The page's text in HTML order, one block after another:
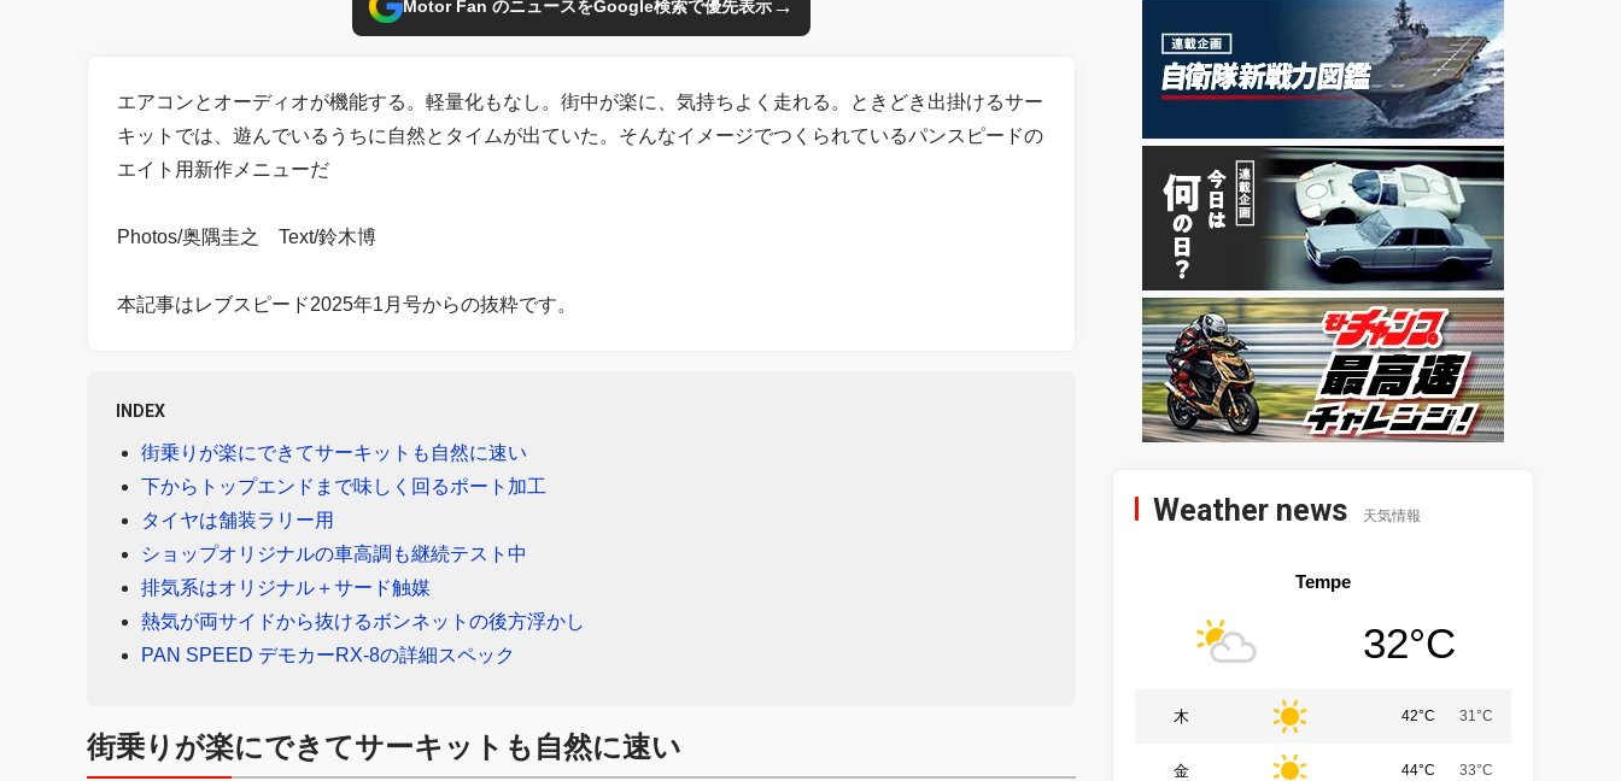
Motor Fan のニュースをGoogle検索で優先表示→
エアコンとオーディオが機能する。軽量化もなし。街中が楽に、気持ちよく走れる。ときどき出掛けるサー
キットでは、遊んでいるうちに自然とタイムが出ていた。そんなイメージでつくられているパンスピードの
エイト用新作メニューだ
Photos/奥隅圭之 Text/鈴木博
本記事はレブスピード2025年1月号からの抜粋です。
INDEX
街乗りが楽にできてサーキットも自然に速い
下からトップエンドまで味しく回るポート加工
タイヤは舗装ラリー用
ショップオリジナルの車高調も継続テスト中
排気系はオリジナル＋サード触媒
熱気が両サイドから抜けるボンネットの後方浮かし
PAN SPEED デモカーRX-8の詳細スペック
街乗りが楽にできてサーキットも自然に速い
Weather news 天気情報
Tempe
32°C
木 42°C 31°C
金 44°C 33°C